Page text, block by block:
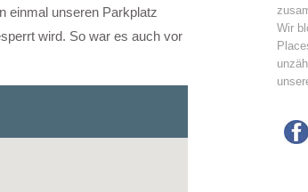
einmal unseren Parkplatz
wird. So war es auch vor
Wir